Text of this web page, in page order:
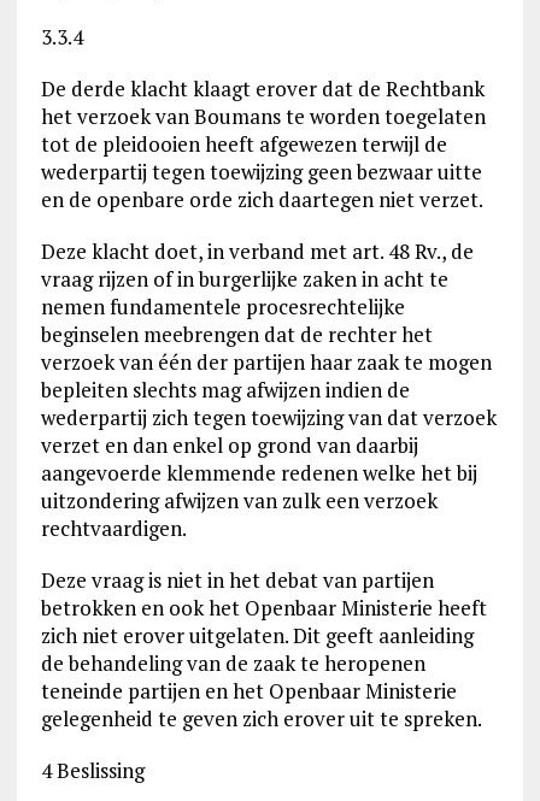
3.3.4
De derde klacht klaagt erover dat de Rechtbank
het verzoek van Boumans te worden toegelaten
tot de pleidooien heeft afgewezen terwijl de
wederpartij tegen toewijzing geen bezwaar uitte
en de openbare orde zich daartegen niet verzet.
Deze klacht doet, in verband met art. 48 Rv., de
vraag rijzen of in burgerlijke zaken in acht te
nemen fundamentele procesrechtelijke
beginselen meebrengen dat de rechter het
verzoek van één der partijen haar zaak te mogen
bepleiten slechts mag afwijzen indien de
wederpartij zich tegen toewijzing van dat verzoek
verzet en dan enkel op grond van daarbij
aangevoerde klemmende redenen welke het bij
uitzondering afwijzen van zulk een verzoek
rechtvaardigen.
Deze vraag is niet in het debat van partijen
betrokken en ook het Openbaar Ministerie heeft
zich niet erover uitgelaten. Dit geeft aanleiding
de behandeling van de zaak te heropenen
teneinde partijen en het Openbaar Ministerie
gelegenheid te geven zich erover uit te spreken.
4 Beslissing